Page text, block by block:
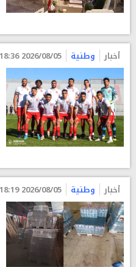
أخبار وطنية 2026/08/05 18:36
أخبار وطنية 2026/08/05 18:19